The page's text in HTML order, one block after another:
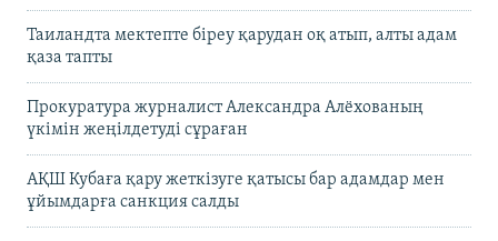
Таиландта мектепте біреу қарудан оқ атып, алты адам
қаза тапты
Прокуратура журналист Александра Алёхованың
үкімін жеңілдетуді сұраған
АҚШ Кубаға қару жеткізуге қатысы бар адамдар мен
ұйымдарға санкция салды